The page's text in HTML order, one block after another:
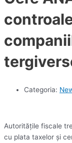
Categoria:
Autorităţile fiscale
cu plata taxelor şi